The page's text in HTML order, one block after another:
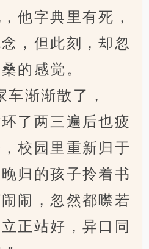
他字典里有死，
，但此刻，却忽
的感觉。
渐渐散了，
了两三遍后也疲
校园里重新归于
归的孩子拎着书
闹，忽然都噤若
正站好，异口同